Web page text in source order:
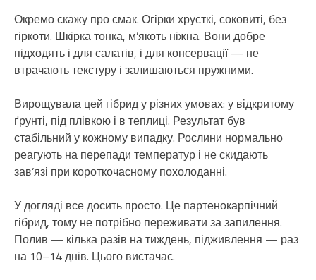
Окремо скажу про смак. Огірки хрусткі, соковиті, без
гіркоти. Шкірка тонка, м’якоть ніжна. Вони добре
підходять і для салатів, і для консервації — не
втрачають текстуру і залишаються пружними.
Вирощувала цей гібрид у різних умовах: у відкритому
ґрунті, під плівкою і в теплиці. Результат був
стабільний у кожному випадку. Рослини нормально
реагують на перепади температур і не скидають
зав’язі при короткочасному похолоданні.
У догляді все досить просто. Це партенокарпічний
гібрид, тому не потрібно переживати за запилення.
Полив — кілька разів на тиждень, підживлення — раз
на 10–14 днів. Цього вистачає.